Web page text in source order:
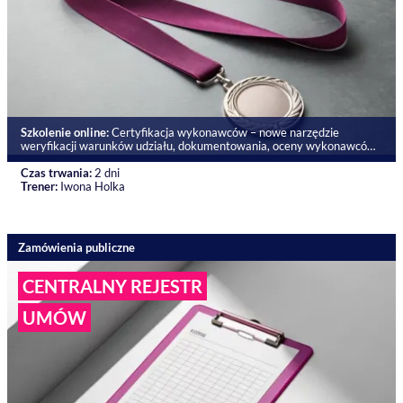
Szkolenie online:Certyfikacja wykonawców – nowe narzędzie
weryfikacji warunków udziału, dokumentowania, oceny wykonawców
oraz przegląd zmian PZP 2025–2026
Czas trwania:2 dni
Trener: Iwona Holka
Zamówienia publiczne
CENTRALNY REJESTR
UMÓW